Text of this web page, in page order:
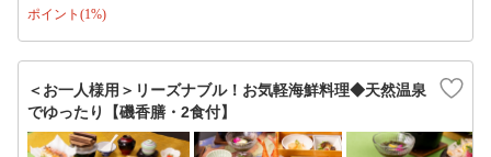
ポイント(1%)
＜お一人様用＞リーズナブル！お気軽海鮮料理◆天然温泉
でゆったり【磯香膳・2食付】